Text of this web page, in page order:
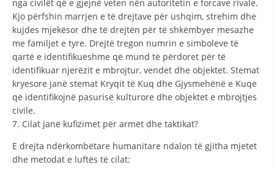
nga civilët që e gjejnë veten nën autoritetin e forcave rivale.
Kjo përfshin marrjen e të drejtave për ushqim, strehim dhe
kujdes mjekësor dhe të drejtën për të shkëmbyer mesazhe
me familjet e tyre. Drejtë tregon numrin e simboleve të
qartë e identifikueshme që mund të përdoret për të
identifikuar njerëzit e mbrojtur, vendet dhe objektet. Stemat
kryesore janë stemat Kryqit të Kuq dhe Gjysmehënë e Kuqe
që identifikojnë pasurisë kulturore dhe objektet e mbrojtjes
civile.
7. Cilat janë kufizimet për armët dhe taktikat?
E drejta ndërkombëtare humanitare ndalon të gjitha mjetet
dhe metodat e luftës të cilat: